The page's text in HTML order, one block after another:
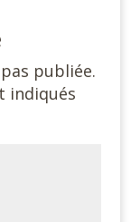
publiée.
indiqués